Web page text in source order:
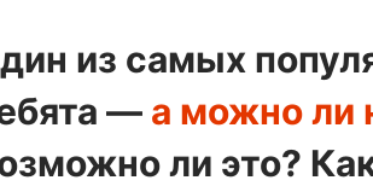
из самых
— а можно ли
ли это?